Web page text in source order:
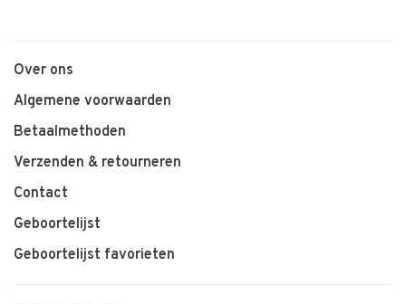
Over ons
Algemene voorwaarden
Betaalmethoden
Verzenden & retourneren
Contact
Geboortelijst
Geboortelijst favorieten